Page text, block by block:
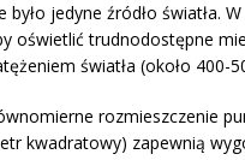
było jedyne źródło światła.
oświetlić trudnodostępne
światła (około 400-
rozmieszczenie
kwadratowy) zapewnią